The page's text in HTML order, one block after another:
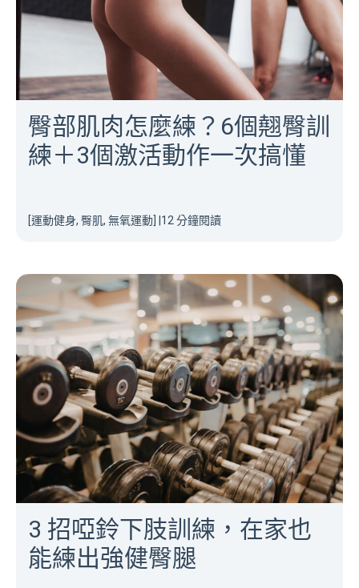
臀部肌肉怎麼練？6個翹臀訓
練＋3個激活動作一次搞懂
[運動健身, 臀肌, 無氧運動] 12 分鐘閱讀
3 招啞鈴下肢訓練，在家也
能練出強健臀腿